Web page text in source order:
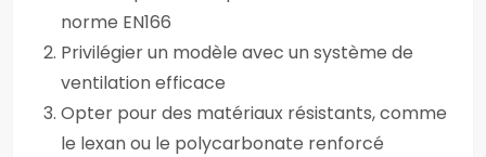
norme EN166
Privilégier un modèle avec un système de
ventilation efficace
Opter pour des matériaux résistants, comme
le lexan ou le polycarbonate renforcé